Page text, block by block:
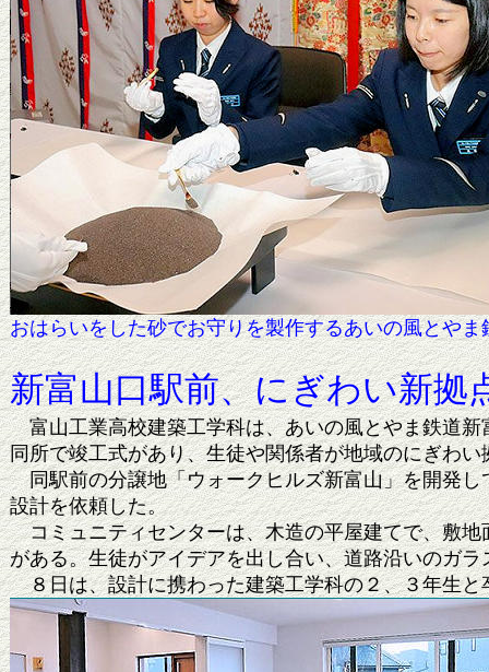
おはらいをした砂でお守りを製作するあいの風
新富山口駅前、にぎわい新
富山工業高校建築工学科は、あいの風とやま鉄道新
同所で竣工式があり、生徒や関係者が地域のにぎわ
同駅前の分譲地「ウォークヒルズ新富山」を開発し
設計を依頼した。
コミュニティセンターは、木造の平屋建てで、敷地
がある。生徒がアイデアを出し合い、道路沿いのガ
８日は、設計に携わった建築工学科の２、３年生と